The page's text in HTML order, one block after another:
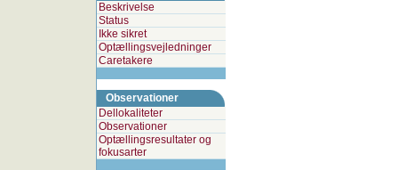
Beskrivelse
Status
Ikke sikret
Optællingsvejledninger
Caretakere
Observationer
Dellokaliteter
Observationer
Optællingsresultater og
fokusarter